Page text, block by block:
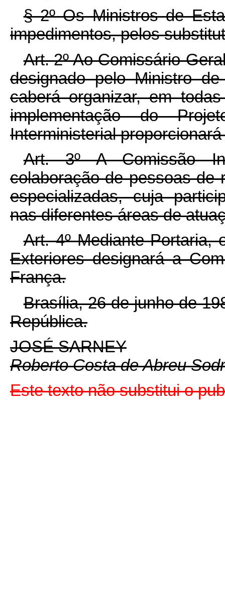
§ 2º Os Ministros de
impedimentos, pelos
Art. 2º Ao Comissário-
designado pelo Ministro
caberá organizar, em
implementação do
Interministerial
Art. 3º A Comissão
colaboração de pessoas de
especializadas, cuja
nas diferentes áreas de
Art. 4º Mediante Portaria,
Exteriores designará a
França.
Brasília, 26 de junho de
República.
JOSÉ SARNEY
Roberto Costa de Abreu
Este texto não substitui o